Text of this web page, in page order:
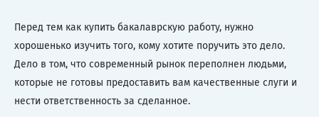
Перед тем как купить бакалаврскую работу, нужно
хорошенько изучить того, кому хотите поручить это дело.
Дело в том, что современный рынок переполнен людьми,
которые не готовы предоставить вам качественные слуги и
нести ответственность за сделанное.